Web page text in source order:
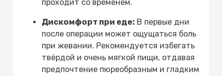
проходит со временем.
Дискомфорт при еде: В первые дни
после операции может ощущаться боль
при жевании. Рекомендуется избегать
твёрдой и очень мягкой пищи, отдавая
предпочтение пюреобразным и гладким